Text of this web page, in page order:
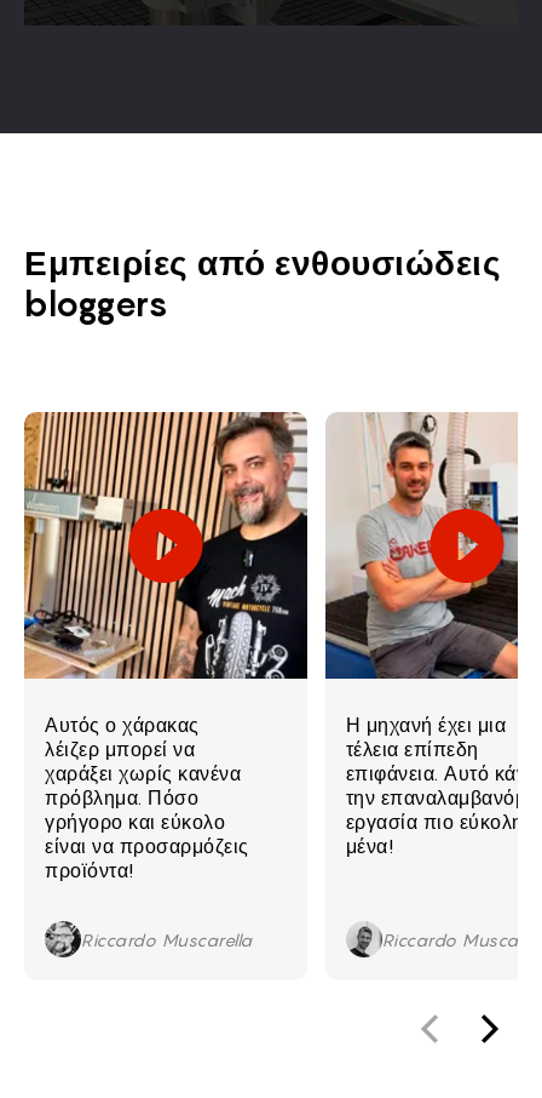
Εμπειρίες από ενθουσιώδεις
bloggers
Αυτός ο χάρακας
λέιζερ μπορεί να
χαράξει χωρίς κανένα
πρόβλημα. Πόσο
γρήγορο και εύκολο
είναι να προσαρμόζεις
προϊόντα!
Riccardo Muscarella
Η μηχανή έχει μια
τέλεια επίπεδη
επιφάνεια. Αυτό κάνει
την
εργασία πιο εύκολη
μένα!
Riccardo